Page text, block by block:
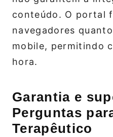
conteúdo. O portal
navegadores
mobile, permitindo
hora.
Garantia e
Perguntas
Terapêutico